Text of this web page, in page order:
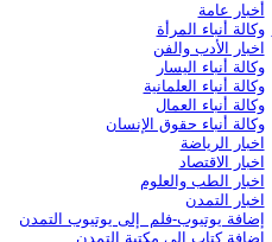
أخبار عامة
وكالة أنباء المرأة
اخبار الأدب والفن
وكالة أنباء اليسار
وكالة أنباء العلمانية
وكالة أنباء العمال
وكالة أنباء حقوق الإنسان
اخبار الرياضة
اخبار الاقتصاد
اخبار الطب والعلوم
اخبار التمدن
إضافة يوتيوب-فلم إلى يوتيوب التمدن
إضافة كتاب إلى مكتبة التمدن